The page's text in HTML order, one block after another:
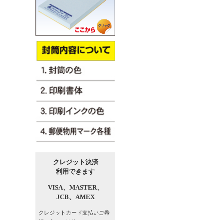
クレジット決済
利用できます
VISA、 MASTER、
JCB、 AMEX
クレジットカード支払いご希